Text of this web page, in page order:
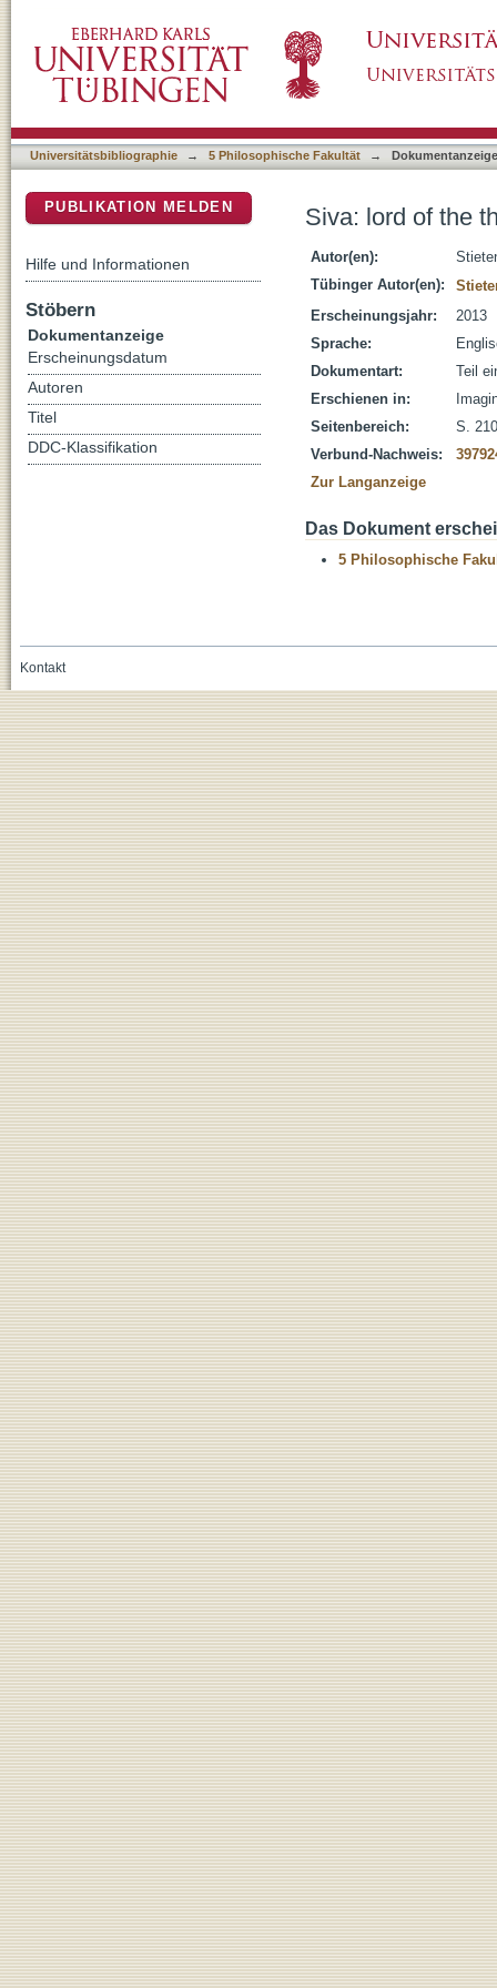
Universitätsbibliographie → 5 Philosophische Fakultät → Dokumentanzeige
Siva: lord of the
Autor(en):
Tübinger Autor(en):
Erscheinungsjahr:
2013
Sprache:
Dokumentart:
Teil
Erschienen in:
Seitenbereich:
S.
Verbund-Nachweis:
Zur Langanzeige
Das Dokument
5 Philosophische
PUBLIKATION MELDEN
Hilfe und Informationen
Stöbern
Dokumentanzeige
Erscheinungsdatum
Autoren
Titel
DDC-Klassifikation
Kontakt